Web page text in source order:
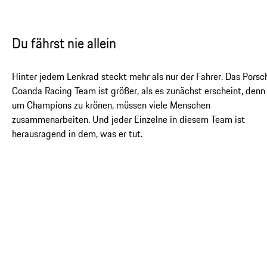
Du fährst nie allein
Hinter jedem Lenkrad steckt mehr als nur der Fahrer. Das
Coanda Racing Team ist größer, als es zunächst erscheint, denn
um Champions zu krönen, müssen viele Menschen
zusammenarbeiten. Und jeder Einzelne in diesem Team ist
herausragend in dem, was er tut.